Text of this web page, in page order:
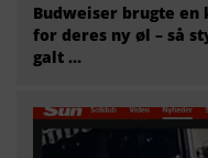
Budweiser brugte
for deres ny øl – så
galt …